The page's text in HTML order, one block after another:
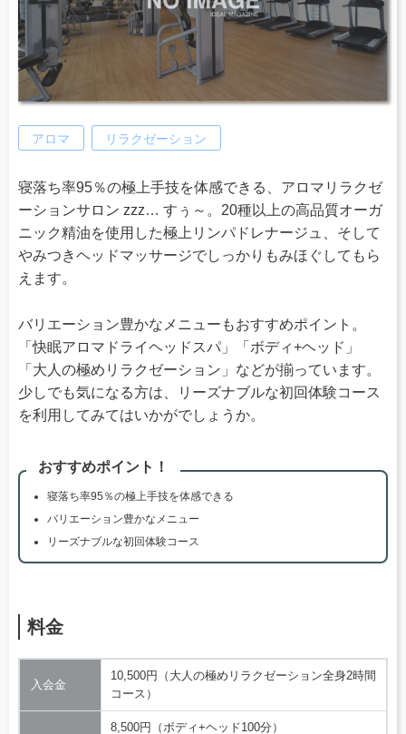
アロマ リラクゼーション
寝落ち率95％の極上手技を体感できる、アロマリラクゼ
ーションサロン zzz… すぅ～。20種以上の高品質オーガ
ニック精油を使用した極上リンパドレナージュ、そして
やみつきヘッドマッサージでしっかりもみほぐしてもら
えます。
バリエーション豊かなメニューもおすすめポイント。
「快眠アロマドライヘッドスパ」「ボディ+ヘッド」
「大人の極めリラクゼーション」などが揃っています。
少しでも気になる方は、リーズナブルな初回体験コース
を利用してみてはいかがでしょうか。
おすすめポイント！
寝落ち率95％の極上手技を体感できる
バリエーション豊かなメニュー
リーズナブルな初回体験コース
料金
入会金
10,500円（大人の極めリラクゼーション全身2時間
コース）
8,500円（ボディ+ヘッド100分）